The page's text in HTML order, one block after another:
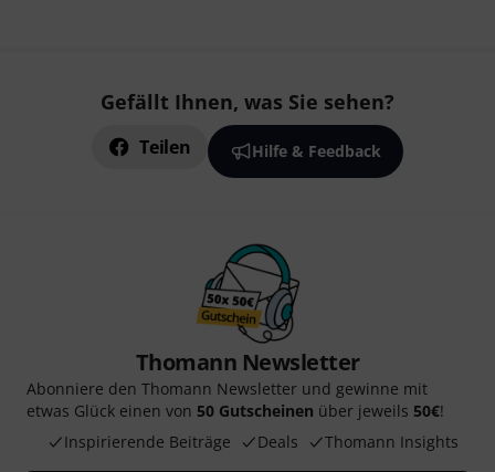
Gefällt Ihnen, was Sie sehen?
Teilen Hilfe & Feedback
Thomann Newsletter
Abonniere den Thomann Newsletter und gewinne mit
etwas Glück einen von 50 Gutscheinen über jeweils 50€!
Inspirierende Beiträge
Deals Thomann Insights